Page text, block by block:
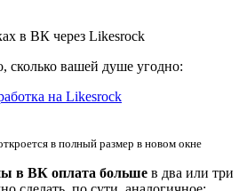
сколько вашей душе угодно:
в полный размер в новом окне
в ВК оплата больше в два или три